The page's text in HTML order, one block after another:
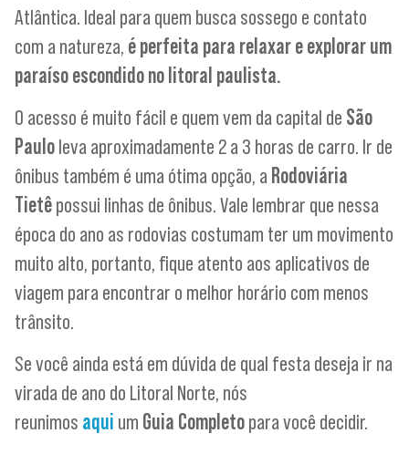
Atlântica. Ideal para quem busca sossego e contato
com a natureza, é perfeita para relaxar e explorar um
paraíso escondido no litoral paulista.
O acesso é muito fácil e quem vem da capital de São
Pauloleva aproximadamente 2 a 3 horas de carro. Ir de
ônibus também é uma ótima opção, a Rodoviária
Tietêpossui linhas de ônibus. Vale lembrar que nessa
época do ano as rodovias costumam ter um movimento
muito alto, portanto, fique atento aos aplicativos de
viagem para encontrar o melhor horário com menos
trânsito.
Se você ainda está em dúvida de qual festa deseja ir na
virada de ano do Litoral Norte, nós
reunimos aqui um Guia Completopara você decidir.